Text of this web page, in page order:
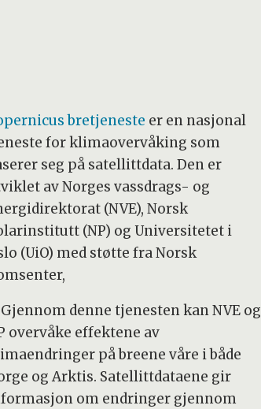
bretjeneste er en nasjonal
for klimaovervåking som
seg på satellittdata. Den er
av Norges vassdrags- og
(NVE), Norsk
(NP) og Universitetet i
(UiO) med støtte fra Norsk
denne tjenesten kan NVE og
overvåke effektene av
på breene våre i både
og Arktis. Satellittdataene gir
om endringer gjennom